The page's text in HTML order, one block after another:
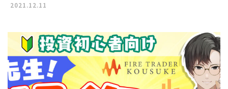
2021.12.11